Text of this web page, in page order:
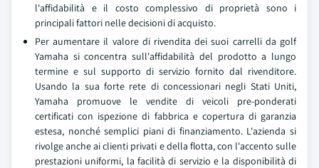
l'affidabilità e il costo complessivo di proprietà sono i
principali fattori nelle decisioni di acquisto.
Per aumentare il valore di rivendita dei suoi carrelli da golf
Yamaha si concentra sull'affidabilità del prodotto a lungo
termine e sul supporto di servizio fornito dal rivenditore.
Usando la sua forte rete di concessionari negli Stati Uniti,
Yamaha promuove le vendite di veicoli pre-ponderati
certificati con ispezione di fabbrica e copertura di garanzia
estesa, nonché semplici piani di finanziamento. L'azienda si
rivolge anche ai clienti privati e della flotta, con l'accento sulle
prestazioni uniformi, la facilità di servizio e la disponibilità di